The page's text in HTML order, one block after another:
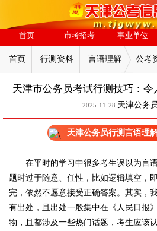
首页 市考招考 事业单位
首页 行测资料 言语理解 公考
天津市公务员考试行测技巧：令
2025-11-28 天津公务
天津公务员行测言语理
在平时的学习中很多考生误以为言
题时过于随意、任性，比如逻辑填空，
完，依然不愿意接受正确答案。其实，
有出处，且出处一般集中在《人民日报
物，且都涉及一些热门话题，考生应该